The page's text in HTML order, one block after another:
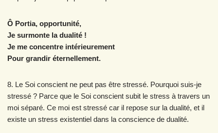
Ô Portia, opportunité,
Je surmonte la dualité !
Je me concentre intérieurement
Pour grandir éternellement.
8. Le Soi conscient ne peut pas être stressé. Pourquoi suis-je
stressé ? Parce que le Soi conscient subit le stress à travers un
moi séparé. Ce moi est stressé car il repose sur la dualité, et il
existe un stress existentiel dans la conscience de dualité.